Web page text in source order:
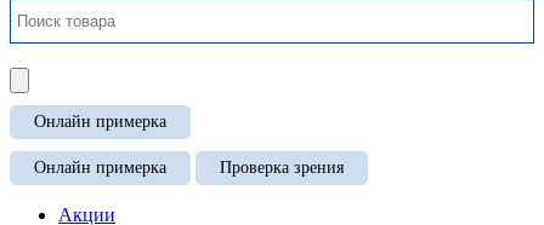
Онлайн примерка
Онлайн примерка Проверка зрения
Акции